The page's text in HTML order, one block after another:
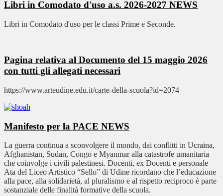
Libri in Comodato d'uso a.s. 2026-2027 NEWS
Libri in Comodato d'uso per le classi Prime e Seconde.
Pagina relativa al Documento del 15 maggio 2026
con tutti gli allegati necessari
https://www.arteudine.edu.it/carte-della-scuola?id=2074
Manifesto per la PACE NEWS
La guerra continua a sconvolgere il mondo, dai conflitti in Ucraina,
Afghanistan, Sudan, Congo e Myanmar alla catastrofe umanitaria
che coinvolge i civili palestinesi. Docenti, ex Docenti e personale
Ata del Liceo Artistico “Sello” di Udine ricordano che l’educazione
alla pace, alla solidarietà, al pluralismo e al rispetto reciproco è parte
sostanziale delle finalità formative della scuola.